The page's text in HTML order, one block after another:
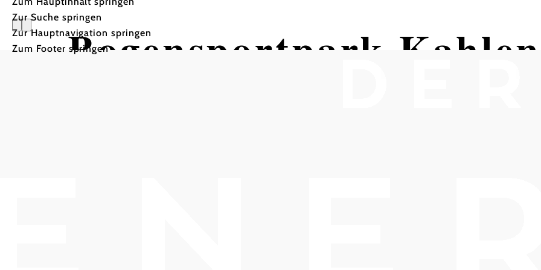
Zur Suche springen
Zur Hauptnavigation springen
Zum Footer springenBogensportpark